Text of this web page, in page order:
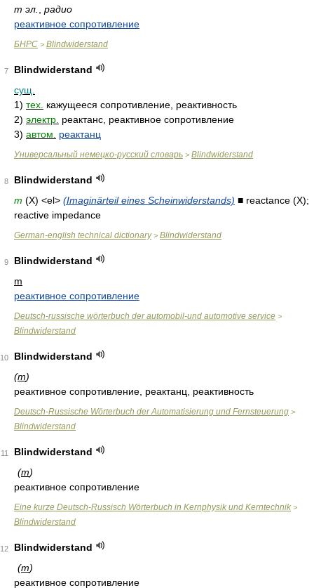
m эл.
радио
реактивное сопротивление
БНРС > Blindwiderstand
7
Blindwiderstand
сущ.
1) тех. кажущееся сопротивление, реактивность
2) электр. реактанс, реактивное сопротивление
3) автом. реактанц
Универсальный немецко-русский словарь > Blindwiderstand
8
Blindwiderstand
m (X) <el> (Imaginärteil eines Scheinwiderstands) ■ reactance (X);
reactive impedance
German-english technical dictionary> Blindwiderstand
9
Blindwiderstand
m
реактивное сопротивление
Deutsch-russische wörterbuch der automobil-und automotive service >
Blindwiderstand
10
Blindwiderstand
(m)
реактивное сопротивление, реактанц, реактивность
Deutsch-Russische Wörterbuch der Automatisierung und Fernsteuerung >
Blindwiderstand
11
Blindwiderstand
(m)
реактивное сопротивление
Eine kurze Deutsch-Russisch Wörterbuch in Kernphysik und Kerntechnik >
Blindwiderstand
12
Blindwiderstand
(m)
реактивное сопротивление